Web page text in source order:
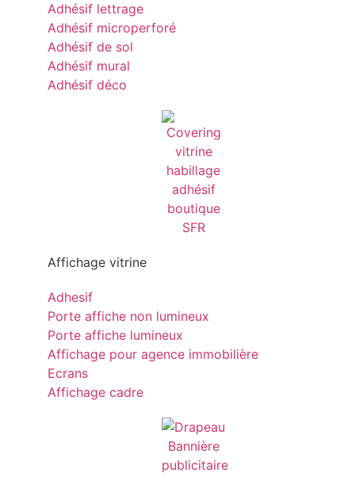
Adhésif lettrage
Adhésif microperforé
Adhésif de sol
Adhésif mural
Adhésif déco
Affichage vitrine
Adhesif
Porte affiche non lumineux
Porte affiche lumineux
Affichage pour agence immobilière
Ecrans
Affichage cadre